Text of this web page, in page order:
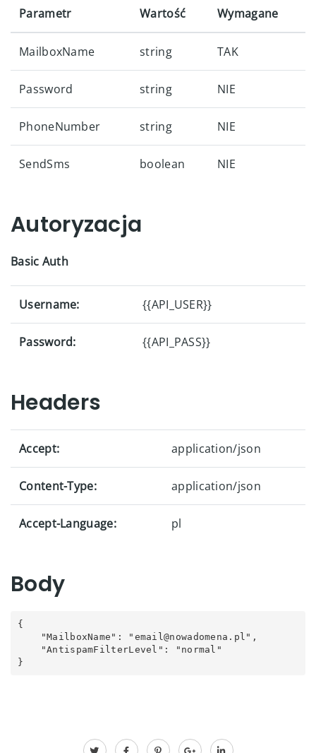
Parametr Wartość Wymagane
MailboxName string TAK
Password string NIE
PhoneNumber string NIE
SendSms boolean NIE
Autoryzacja
Basic Auth
Username: {{API_USER}}
Password: {{API_PASS}}
Headers
Accept: application/json
Content-Type: application/json
Accept-Language: pl
Body
{
}